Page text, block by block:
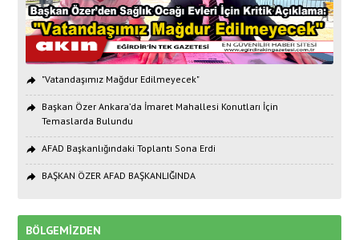
"Vatandaşımız Mağdur Edilmeyecek"
Başkan Özer Ankara’da İmaret Mahallesi Konutları İçin
Temaslarda Bulundu
AFAD Başkanlığındaki Toplantı Sona Erdi
BAŞKAN ÖZER AFAD BAŞKANLIĞINDA
BÖLGEMİZDEN